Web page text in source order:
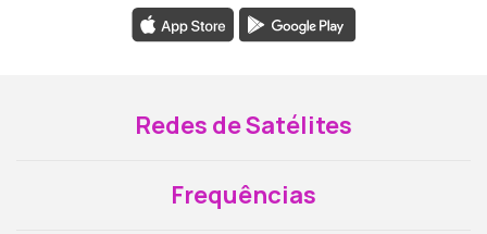
Redes de Satélites
Frequências